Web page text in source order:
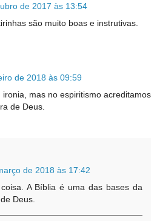
de 2017 às 13:54
são muito boas e instrutivas.
de 2018 às 09:59
mas no espiritismo acreditamos
de Deus.
de 2018 às 17:42
A Bíblia é uma das bases da
Deus.